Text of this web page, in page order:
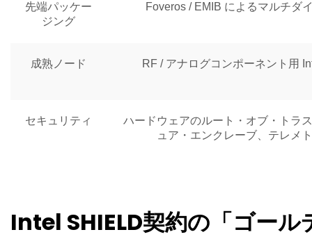
先端パッケー
ジング
Foveros / EMIB によるマルチダ
成熟ノード RF / アナログコンポーネント用
セキュリティ
ハードウェアのルート・オブ・トラ
ュア・エンクレーブ、テレメ
Intel SHIELD契約の「ゴール